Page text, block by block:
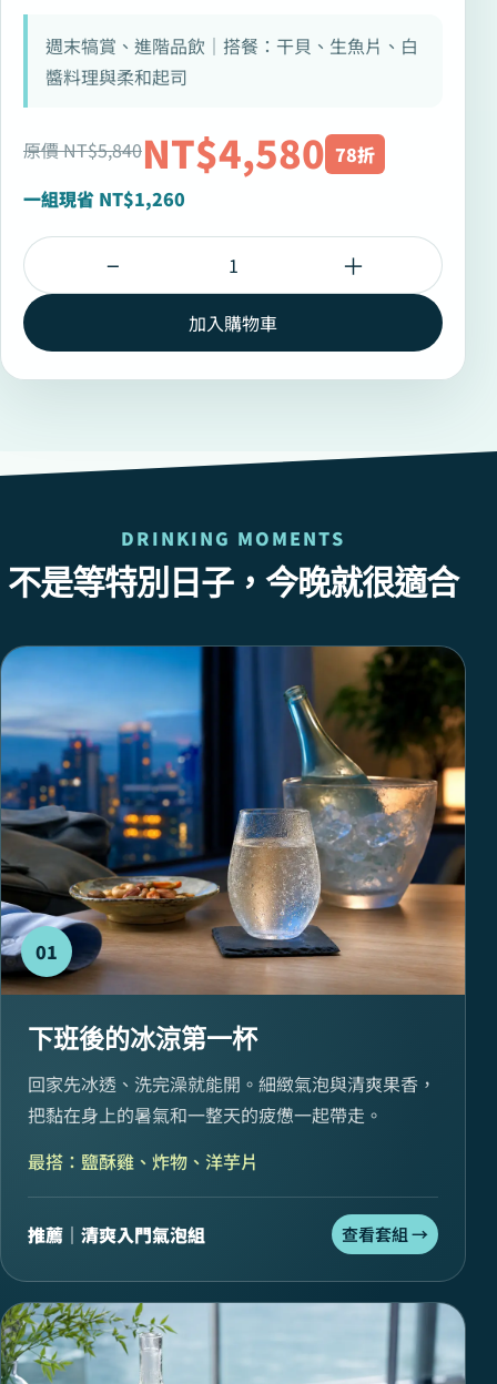
週末犒賞、進階品飲｜搭餐：干貝、生魚片、白
醬料理與柔和起司
原價 NT$5,840NT$4,580 78折
一組現省 NT$1,260
− ＋
加入購物車
DRINKING MOMENTS
不是等特別日子，今晚就很適合
01
下班後的冰涼第一杯
回家先冰透、洗完澡就能開。細緻氣泡與清爽果香，
把黏在身上的暑氣和一整天的疲憊一起帶走。
最搭：鹽酥雞、炸物、洋芋片
推薦｜清爽入門氣泡組 查看套組 →